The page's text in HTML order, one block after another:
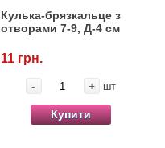
Кулька-брязкальце з
отворами 7-9, Д-4 см
11 грн.
- + шт
Купити